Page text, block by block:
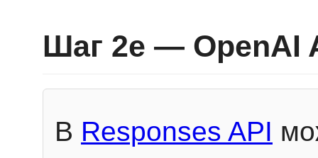
Шаг 2e — OpenAI
В Responses API